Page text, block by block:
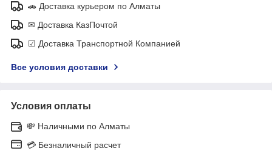
🚗 Доставка курьером по Алматы
✉ Доставка КазПочтой
☑ Доставка Транспортной Компанией
Все условия доставки
Условия оплаты
💸 Наличными по Алматы
💳 Безналичный расчет